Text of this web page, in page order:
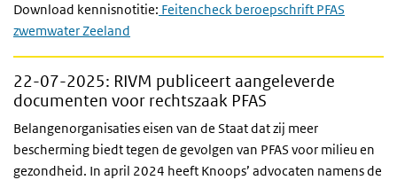
Download kennisnotitie: Feitencheck beroepschrift PFAS
zwemwater Zeeland
22-07-2025: RIVM publiceert aangeleverde
documenten voor rechtszaak PFAS
Belangenorganisaties eisen van de Staat dat zij meer
bescherming biedt tegen de gevolgen van PFAS voor milieu en
gezondheid. In april 2024 heeft Knoops’ advocaten namens de